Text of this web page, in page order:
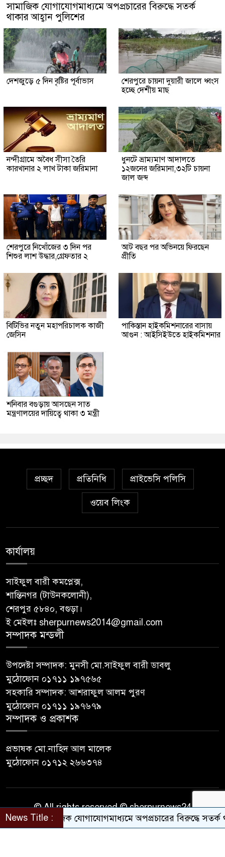
সামাজিক যোগাযোগমাধ্যমে অপপ্রচারের বিরুদ্ধে সতর্ক
থাকার আহ্বান পুলিশের
দেশজুড়ে ৫ দিন বৃষ্টির পূর্বাভাস
শেরপুরে চায়না দুয়ারী জালে ধ্বংস
হচ্ছে দেশীয় মাছ
নন্দীগ্রামে অবৈধ সীসা তৈরি
কারখানার ২ লাখ টাকা জরিমানা
ধুনটে ভ্রাম্যমাণ আদালতে
১২জনের জরিমানা,৩২টি চায়না
জাল জব্দ
শেরপুরে নিখোঁজের ৩ দিন পর
শিশুর লাশ উদ্ধার,গ্রেফতার ২
আট বছর পর অভিনয়ে ফিরছেন
প্রীতি
বিটিভির নতুন মহাপরিচালক কাজী
জেসিন
পাকিস্তান হাইকমিশনারের বাসায়
আগুন : আইসিইউতে হাইকমিশনার
শনিবার বগুড়ায় আসছেন সাত
মন্ত্রণালয়ের দায়িত্বে থাকা ৩ মন্ত্রী
প্রচ্ছদ প্রতিনিধি প্রাইভেসি পলিসি
ওয়েব লিংক
কার্যালয়
সাইফুল বারী কমপ্লেক্স,
শান্তিনগর (টাউনকলোনী),
শেরপুর ৫৮৪০, বগুড়া।
ই মেইলঃ sherpurnews2014@gmail.com
সম্পাদক মন্ডলী
উপদেষ্টা সম্পাদক: মুনসী মো.সাইফুল বারী ডাবলু
মুঠোফোন ০১৭১১ ১৯৭৫৬৫
সহকারি সম্পাদক: আশরাফুল আলম পুরণ
মুঠোফোন ০১৭১১ ১৯৭৬৭৯
সম্পাদক ও প্রকাশক
প্রভাষক মো.নাহিদ আল মালেক
মুঠোফোন ০১৭১২ ২৬৬৩৭৪
© All rights reserved © sherpurnews24
Developer Contact
News Title :
সামাজিক যোগাযোগমাধ্যমে অপপ্রচারের বিরুদ্ধে সতর্ক থাকার